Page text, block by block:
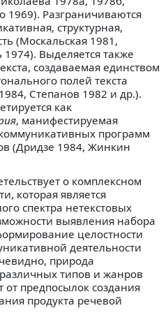
1969). Разграничиваются
структурная,
(Москальская 1981,
Выделяется также
создаваемая единством
полей текста
Степанов 1982 и др.).
как
, манифестируемая
программ
(Дридзе 1984, Жинкин
о комплексном
которая является
спектра нетекстовых
выявления набора
целостности
деятельности
природа
типов и жанров
от предпосылок создания
продукта речевой